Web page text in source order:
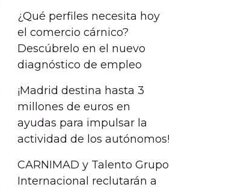
¿Qué perfiles necesita hoy
el comercio cárnico?
Descúbrelo en el nuevo
diagnóstico de empleo
¡Madrid destina hasta 3
millones de euros en
ayudas para impulsar la
actividad de los autónomos!
CARNIMAD y Talento Grupo
Internacional reclutarán a